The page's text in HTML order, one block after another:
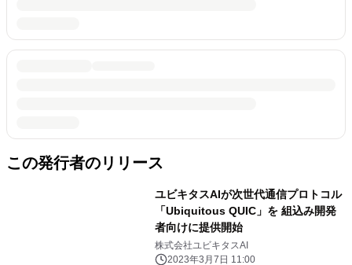
この発行者のリリース
ユビキタスAIが次世代通信プロトコル
「Ubiquitous QUIC」を 組込み開発
者向けに提供開始
株式会社ユビキタスAI
2023年3月7日 11:00